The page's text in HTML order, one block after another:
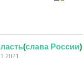
(слава России)